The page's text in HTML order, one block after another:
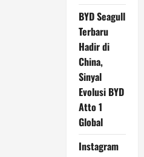
BYD Seagull
Terbaru
Hadir di
China,
Sinyal
Evolusi BYD
Atto 1
Global
Instagram